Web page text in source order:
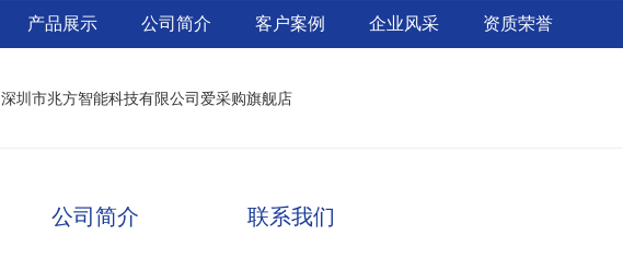
产品展示 公司简介 客户案例 企业风采 资质荣誉
深圳市兆方智能科技有限公司爱采购旗舰店
公司简介 联系我们